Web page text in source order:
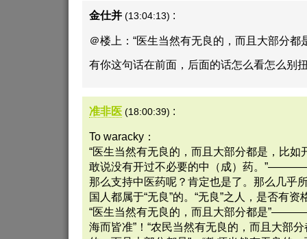
金仕并 (13:04:13) :
＠楼上：“医生当然有无良的，而且大部分都
有你这句话在前面，后面的话怎么看怎么别
准非医 (18:00:39) :
To waracky：
“医生当然有无良的，而且大部分都是，比如
敢说没有开过不必要的中（成）药。
那么支持中医药呢？肯定也是了。那么几乎
国人都属于“无良”的。“无良”之人，是否有资
“医生当然有无良的，而且大部分都是
海而皆准”！“农民当然有无良的，而且大部